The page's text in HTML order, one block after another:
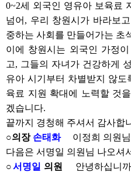
0~2세 외국인 영유아 보육료
넘어, 우리 창원시가 바라보
중하는 사회를 만들어가는 초
이에 창원시는 외국인 가정
고, 그들의 자녀가 건강하게
유아 시기부터 차별받지 않도
육료 지원 확대에 노력할 것
겠습니다.
끝까지 경청해 주셔서 감사합
○의장 손태화
이정희 의원
다음은 서명일 의원님 나오셔
○서명일 의원
안녕하십니